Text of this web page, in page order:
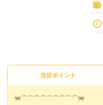
注目ポイント
୨୧⌒⌒⌒⌒⌒⌒⌒⌒⌒୨୧